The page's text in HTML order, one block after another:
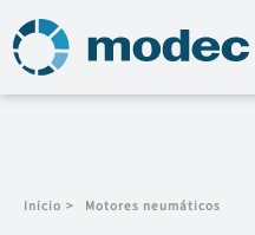
Inicio > Motores neumáticos